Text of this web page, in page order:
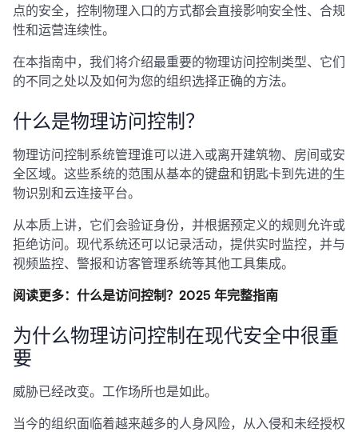
点的安全，控制物理入口的方式都会直接影响安全性、合规
性和运营连续性。
在本指南中，我们将介绍最重要的物理访问控制类型、它们
的不同之处以及如何为您的组织选择正确的方法。
什么是物理访问控制？
物理访问控制系统管理谁可以进入或离开建筑物、房间或安
全区域。这些系统的范围从基本的键盘和钥匙卡到先进的生
物识别和云连接平台。
从本质上讲，它们会验证身份，并根据预定义的规则允许或
拒绝访问。现代系统还可以记录活动，提供实时监控，并与
视频监控、警报和访客管理系统等其他工具集成。
阅读更多：什么是访问控制？2025 年完整指南
为什么物理访问控制在现代安全中很重
要
威胁已经改变。工作场所也是如此。
当今的组织面临着越来越多的人身风险，从入侵和未经授权